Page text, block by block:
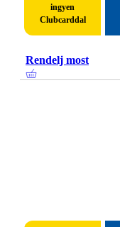
ingyen
Clubcarddal
Rendelj most